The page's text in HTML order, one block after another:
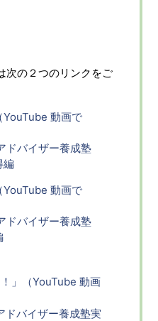
次の２つのリンクをご
YouTube 動画で
ドバイザー養成塾
編
YouTube 動画で
ドバイザー養成塾
」（YouTube 動画
ドバイザー養成塾実